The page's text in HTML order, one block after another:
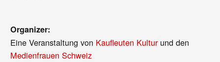
Organizer:
Eine Veranstaltung von Kaufleuten Kulturund den
Medienfrauen Schweiz